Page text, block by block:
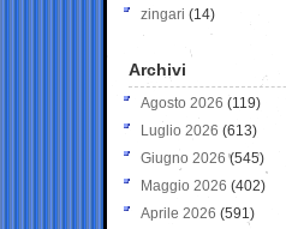
zingari (14)
Archivi
Agosto 2026 (119)
Luglio 2026 (613)
Giugno 2026 (545)
Maggio 2026 (402)
Aprile 2026 (591)